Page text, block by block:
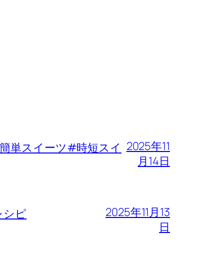
スイーツ#時短スイ 2025年11
月14日
ピ
2025年11月13
日